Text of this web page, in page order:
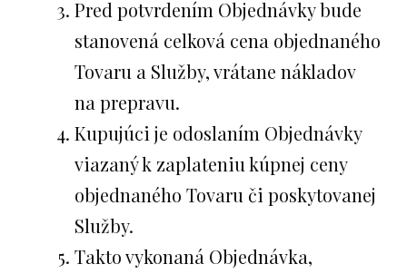
Pred potvrdením Objednávky bude
stanovená celková cena objednaného
Tovaru a Služby, vrátane nákladov
na prepravu.
Kupujúci je odoslaním Objednávky
viazaný k zaplateniu kúpnej ceny
objednaného Tovaru či poskytovanej
Služby.
Takto vykonaná Objednávka,